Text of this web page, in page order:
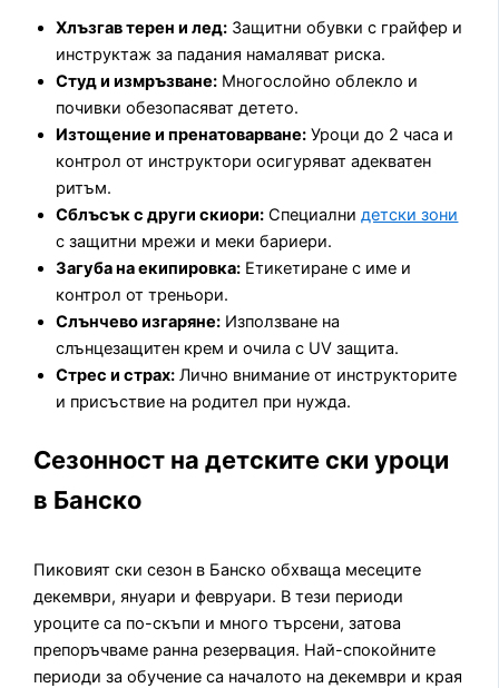
Хлъзгав терен и лед: Защитни обувки с грайфер и
инструктаж за падания намаляват риска.
Студ и измръзване: Многослойно облекло и
почивки обезопасяват детето.
Изтощение и пренатоварване: Уроци до 2 часа и
контрол от инструктори осигуряват адекватен
ритъм.
Сблъсък с други скиори: Специалнидетски зони
с защитни мрежи и меки бариери.
Загуба на екипировка: Етикетиране с име и
контрол от треньори.
Слънчево изгаряне: Използване на
слънцезащитен крем и очила с UV защита.
Стрес и страх: Лично внимание от инструкторите
и присъствие на родител при нужда.
Сезонност на детските ски уроци
в Банско
Пиковият ски сезон в Банско обхваща месеците
декември, януари и февруари. В тези периоди
уроците са по-скъпи и много търсени, затова
препоръчваме ранна резервация. Най-спокойните
периоди за обучение са началото на декември и края